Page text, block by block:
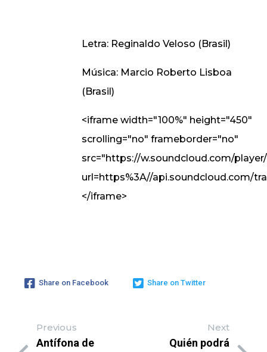
Letra: Reginaldo Veloso (Brasil)
Música: Marcio Roberto Lisboa
(Brasil)
<iframe width="100%" height="450"
scrolling="no" frameborder="no"
src="https://w.soundcloud.com/
url=https%3A//api.soundcloud.com/
</iframe>
Share on Facebook Share on Twitter
Previous
Antífona de
Next
Quién podrá